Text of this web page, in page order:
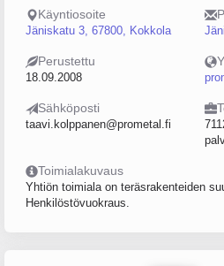
Käyntiosoite
Jäniskatu 3, 67800, Kokkola
Perustettu
18.09.2008
Sähköposti
taavi.kolppanen@prometal.fi
Toimialakuvaus
Yhtiön toimiala on teräsrakenteiden
Henkilöstövuokraus.